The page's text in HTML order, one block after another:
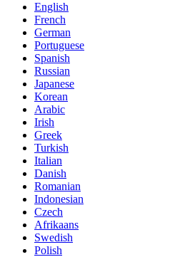
English
French
German
Portuguese
Spanish
Russian
Japanese
Korean
Arabic
Irish
Greek
Turkish
Italian
Danish
Romanian
Indonesian
Czech
Afrikaans
Swedish
Polish